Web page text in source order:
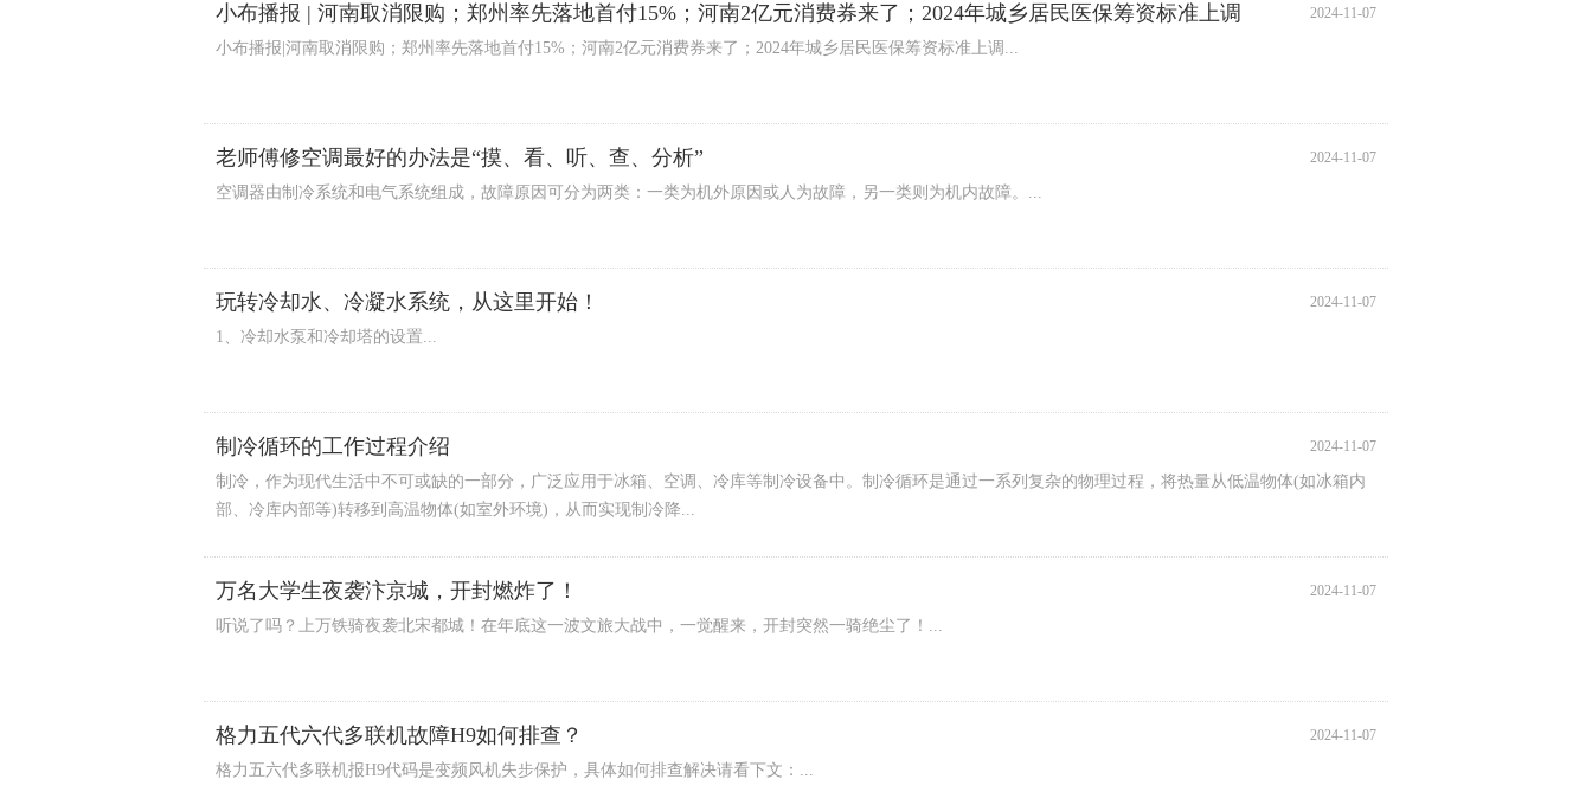
2024-11-07
小布播报 | 河南取消限购；郑州率先落地首付15%；河南2亿元消费券来了；2024年城乡居民医保筹资标准上调
小布播报|河南取消限购；郑州率先落地首付15%；河南2亿元消费券来了；2024年城乡居民医保筹资标准上调...
2024-11-07
老师傅修空调最好的办法是“摸、看、听、查、分析”
空调器由制冷系统和电气系统组成，故障原因可分为两类：一类为机外原因或人为故障，另一类则为机内故障。...
2024-11-07
玩转冷却水、冷凝水系统，从这里开始！
1、冷却水泵和冷却塔的设置...
2024-11-07
制冷循环的工作过程介绍
制冷，作为现代生活中不可或缺的一部分，广泛应用于冰箱、空调、冷库等制冷设备中。制冷循环是通过一系列复杂的物理过程，将热量从低温物体(如冰箱内
部、冷库内部等)转移到高温物体(如室外环境)，从而实现制冷降...
2024-11-07
万名大学生夜袭汴京城，开封燃炸了！
听说了吗？上万铁骑夜袭北宋都城！在年底这一波文旅大战中，一觉醒来，开封突然一骑绝尘了！...
2024-11-07
格力五代六代多联机故障H9如何排查？
格力五六代多联机报H9代码是变频风机失步保护，具体如何排查解决请看下文：...